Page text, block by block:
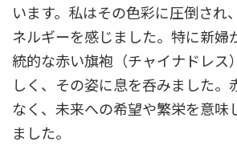
います。私はその色彩に圧倒され
ネルギーを感じました。特に新婦
統的な赤い旗袍（チャイナドレス
しく、その姿に息を呑みました。
なく、未来への希望や繁栄を意味
ました。